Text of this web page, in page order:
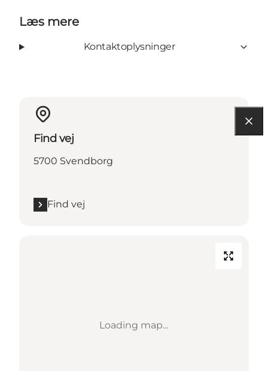
Læs mere
Kontaktoplysninger
Find vej
5700 Svendborg
Find vej
Loading map...